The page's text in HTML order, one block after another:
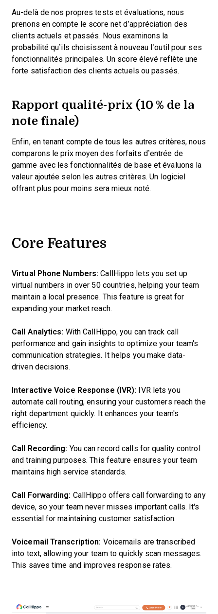
Au-delà de nos propres tests et évaluations, nous
prenons en compte le score net d’appréciation des
clients actuels et passés. Nous examinons la
probabilité qu’ils choisissent à nouveau l’outil pour ses
fonctionnalités principales. Un score élevé reflète une
forte satisfaction des clients actuels ou passés.
Rapport qualité-prix (10 % de la
note finale)
Enfin, en tenant compte de tous les autres critères, nous
comparons le prix moyen des forfaits d’entrée de
gamme avec les fonctionnalités de base et évaluons la
valeur ajoutée selon les autres critères. Un logiciel
offrant plus pour moins sera mieux noté.
Core Features
Virtual Phone Numbers: CallHippo lets you set up
virtual numbers in over 50 countries, helping your team
maintain a local presence. This feature is great for
expanding your market reach.
Call Analytics: With CallHippo, you can track call
performance and gain insights to optimize your team's
communication strategies. It helps you make data-
driven decisions.
Interactive Voice Response (IVR):
IVR lets you
automate call routing, ensuring your customers reach the
right department quickly. It enhances your team's
efficiency.
Call Recording: You can record calls for quality control
and training purposes. This feature ensures your team
maintains high service standards.
Call Forwarding: CallHippo offers call forwarding to any
device, so your team never misses important calls. It's
essential for maintaining customer satisfaction.
Voicemail Transcription: Voicemails are transcribed
into text, allowing your team to quickly scan messages.
This saves time and improves response rates.